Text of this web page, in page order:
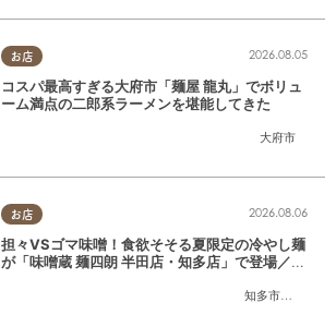
お店
大府市
2026.08.05
コスパ最高すぎる大府市「麺屋 龍丸」でボリュ
ーム満点の二郎系ラーメンを堪能してきた
お店
知多市
,半田市
2026.08.06
担々VSゴマ味噌！食欲そそる夏限定の冷やし麺
が「味噌蔵 麺四朗 半田店・知多店」で登場／ち